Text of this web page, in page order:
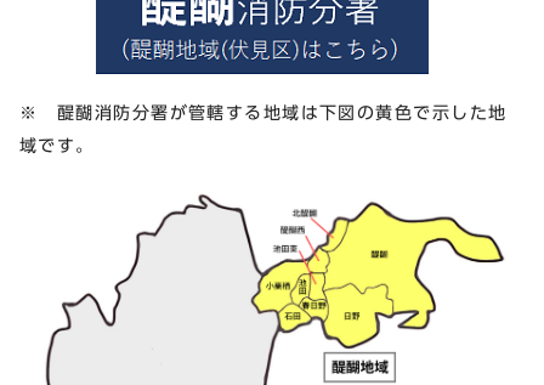
※ 醍醐消防分署が管轄する地域は下図の黄色で示した地
域です。